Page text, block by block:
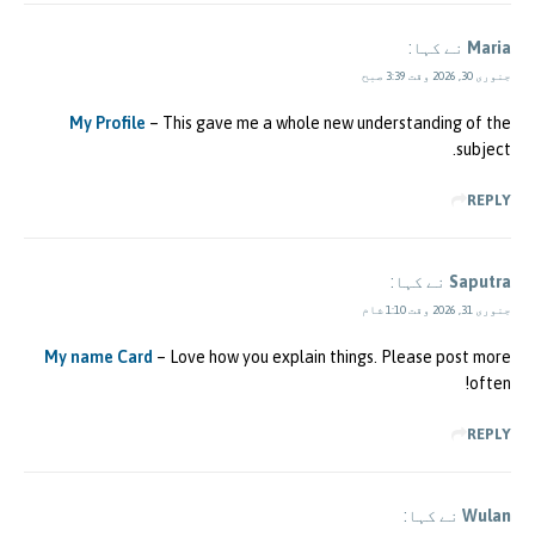
Maria نے کہا:
جنوری 30, 2026 وقت 3:39 صبح
My Profile – This gave me a whole new understanding of the
subject.
REPLY
Saputra نے کہا:
جنوری 31, 2026 وقت 1:10 شام
My name Card – Love how you explain things. Please post more
often!
REPLY
Wulan نے کہا: